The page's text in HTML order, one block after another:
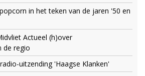
in het teken van de jaren '50 en
Actueel (h)over
de regio
uitzending 'Haagse Klanken'